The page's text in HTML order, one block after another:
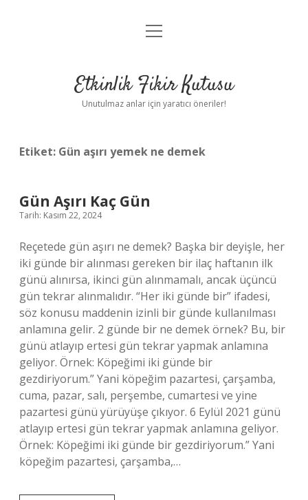
Anasayfa
Yasal Uyarı
menüyü
Etkinlik Fikir Kutusu
Unutulmaz anlar için yaratıcı öneriler!
Etiket: Gün aşırı yemek ne demek
Gün Aşırı Kaç Gün
Tarih: Kasım 22, 2024
Reçetede gün aşırı ne demek? Başka bir deyişle, her
iki günde bir alınması gereken bir ilaç haftanın ilk
günü alınırsa, ikinci gün alınmamalı, ancak üçüncü
gün tekrar alınmalıdır. “Her iki günde bir” ifadesi,
söz konusu maddenin izinli bir günde kullanılması
anlamına gelir. 2 günde bir ne demek örnek? Bu, bir
günü atlayıp ertesi gün tekrar yapmak anlamına
geliyor. Örnek: Köpeğimi iki günde bir
gezdiriyorum.” Yani köpeğim pazartesi, çarşamba,
cuma, pazar, salı, perşembe, cumartesi ve yine
pazartesi günü yürüyüşe çıkıyor. 6 Eylül 2021 günü
atlayıp ertesi gün tekrar yapmak anlamına geliyor.
Örnek: Köpeğimi iki günde bir gezdiriyorum.” Yani
köpeğim pazartesi, çarşamba,…